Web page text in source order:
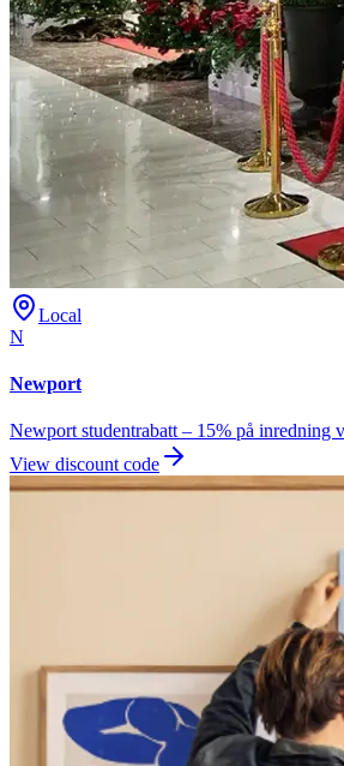
Local
N
Newport
Newport studentrabatt – 15% på inredning
View discount code